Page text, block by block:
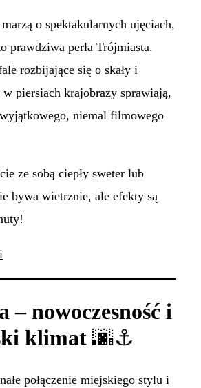
o spektakularnych ujęciach,
prawdziwa perła Trójmiasta.
rozbijające się o skały i
w piersiach krajobrazy sprawiają,
niemal filmowego
ze sobą ciepły sweter lub
bywa wietrznie, ale efekty są
– nowoczesność i
klimat🌆⚓
połączenie miejskiego stylu i